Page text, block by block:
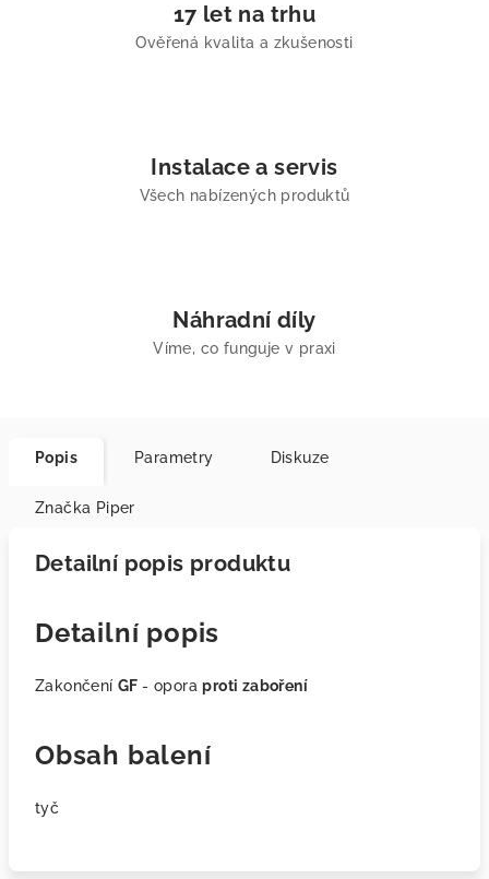
17 let na trhu
Ověřená kvalita a zkušenosti
Instalace a servis
Všech nabízených produktů
Náhradní díly
Víme, co funguje v praxi
Popis Parametry Diskuze
Značka Piper
Detailní popis produktu
Detailní popis
Zakončení GF- oporaproti zaboření
Obsah balení
tyč